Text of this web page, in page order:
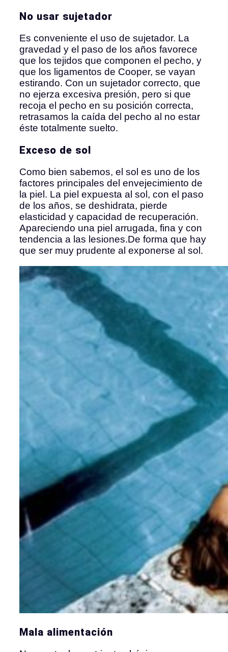
No usar sujetador
Es conveniente el uso de sujetador. La
gravedad y el paso de los años favorece
que los tejidos que componen el pecho, y
que los ligamentos de Cooper, se vayan
estirando. Con un sujetador correcto, que
no ejerza excesiva presión, pero si que
recoja el pecho en su posición correcta,
retrasamos la caída del pecho al no estar
éste totalmente suelto.
Exceso de sol
Como bien sabemos, el sol es uno de los
factores principales del envejecimiento de
la piel. La piel expuesta al sol, con el paso
de los años, se deshidrata, pierde
elasticidad y capacidad de recuperación.
Apareciendo una piel arrugada, fina y con
tendencia a las lesiones.De forma que hay
que ser muy prudente al exponerse al sol.
Mala alimentación